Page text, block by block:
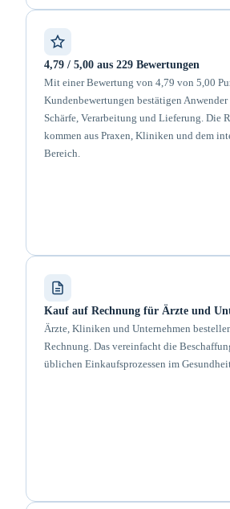
4,79 / 5,00 aus 229 Bewertungen
Mit einer Bewertung von 4,79 von 5,00
Kundenbewertungen bestätigen
Schärfe, Verarbeitung und Lieferung. Die
kommen aus Praxen, Kliniken und dem
Bereich.
Kauf auf Rechnung für Ärzte und
Ärzte, Kliniken und Unternehmen
Rechnung. Das vereinfacht die
üblichen Einkaufsprozessen im